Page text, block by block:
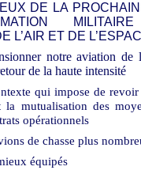
DE LA
L’AIR ET DE
notre aviation de
de la haute intensité
qui impose de
la mutualisation des
opérationnels
de chasse plus
équipés